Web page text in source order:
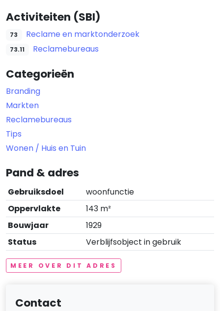
Activiteiten (SBI)
73 Reclame en marktonderzoek
73.11 Reclamebureaus
Categorieën
Branding
Markten
Reclamebureaus
Tips
Wonen / Huis en Tuin
Pand & adres
Gebruiksdoel
woonfunctie
Oppervlakte
143 m²
Bouwjaar
1929
Status
Verblijfsobject in gebruik
MEER OVER DIT ADRES
Contact